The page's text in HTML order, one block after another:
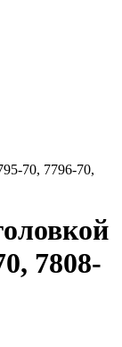
70, 7796-70,
7808-